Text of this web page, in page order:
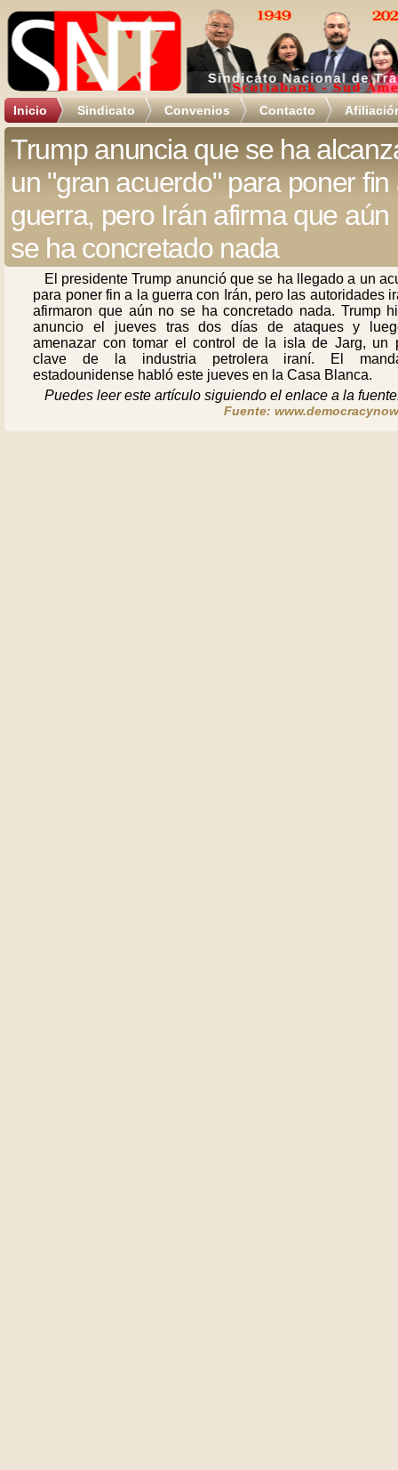
Inicio Sindicato Convenios Contacto
Trump anuncia que se ha
un "gran acuerdo" para poner fin
guerra, pero Irán afirma que aún
se ha concretado nada
El presidente Trump anunció que se ha llegado a un
para poner fin a la guerra con Irán, pero las autoridades
afirmaron que aún no se ha concretado nada. Trump
anuncio el jueves tras dos días de ataques y
amenazar con tomar el control de la isla de Jarg, un
clave de la industria petrolera iraní. El
estadounidense habló este jueves en la Casa Blanca.
Puedes leer este artículo siguiendo el enlace a la
Fuente: